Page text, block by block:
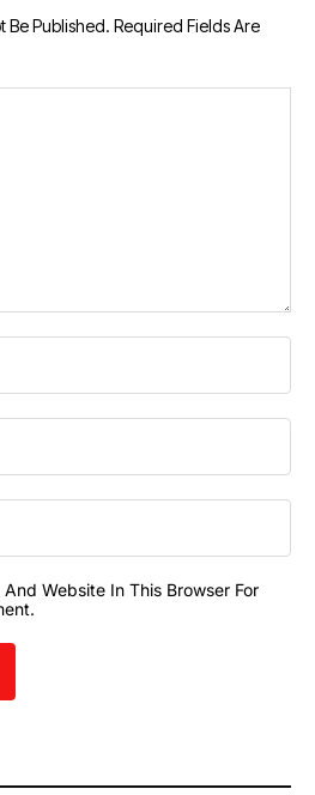
Be Published. Required Fields Are
Website In This Browser For